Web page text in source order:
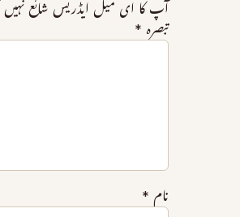
آپ کا ای میل ایڈریس شائع نہیں
تبصرہ *
نام *